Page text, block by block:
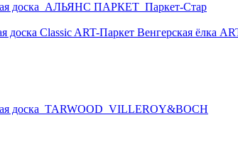
доска АЛЬЯНС ПАРКЕТ Паркет-Стар
доска Classic ART-Паркет Венгерская ёлка
доска TARWOOD VILLEROY&BOCH